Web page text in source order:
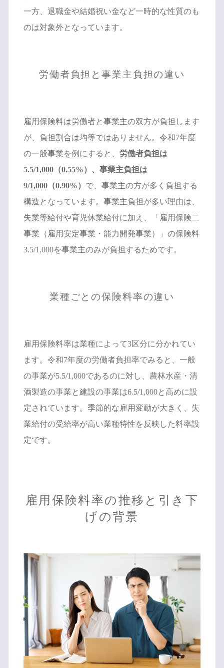
一方、退職金や結婚祝い金など一時的な性質のも
のは対象外となっています。
労働者負担と事業主負担の違い
雇用保険料は労働者と事業主の双方が負担します
が、負担割合は均等ではありません。令和7年度
の一般事業を例にすると、 労働者負担は
5.5/1,000（0.55%）、事業主負担は
9/1,000（0.90%） で、事業主の方が多く負担する
構造となっています。事業主負担が多い理由は、
失業等給付や育児休業給付に加え、「雇用保険二
事業（雇用安定事業・能力開発事業）」の保険料
3.5/1,000を事業主のみが負担するためです。
業種ごとの保険料率の違い
雇用保険料率は業種によって3区分に分かれてい
ます。令和7年度の労働者負担率でみると、一般
の事業が5.5/1,000であるのに対し、農林水産・清
酒製造の事業と建設の事業は6.5/1,000と高めに設
定されています。季節的な雇用変動が大きく、失
業給付の受給率が高い業種特性を反映した料率設
定です。
雇用保険料率の推移と引き下
げの背景